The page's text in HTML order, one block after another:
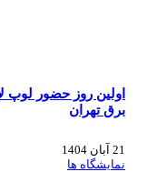
اولین روز حضور لوپ
برق تهران
21 آبان 1404
نمایشگاه ها